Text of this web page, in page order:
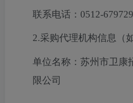
联系电话：0512-
2.采购代理机构信息（
单位名称：苏州市卫康
限公司